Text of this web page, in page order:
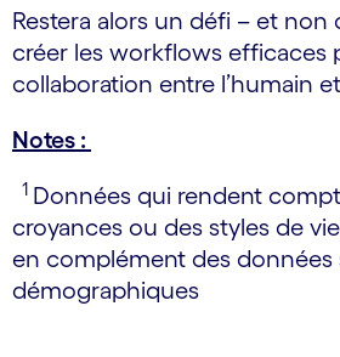
Restera alors un défi – et non
créer les workflows efficaces
collaboration entre l’humain
Notes :
1 Données qui rendent
croyances ou des styles de
en complément des données
démographiques